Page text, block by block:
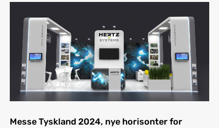
Messe Tyskland 2024, nye horisonter for